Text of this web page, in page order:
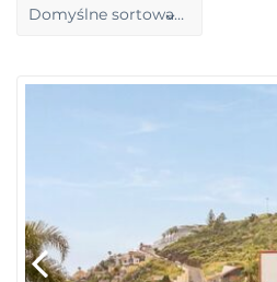
Domyślne sortowanie